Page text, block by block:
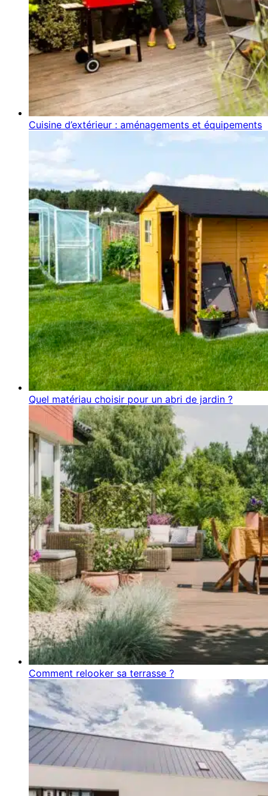
Cuisine d’extérieur : aménagements et équipements
Quel matériau choisir pour un abri de jardin ?
Comment relooker sa terrasse ?